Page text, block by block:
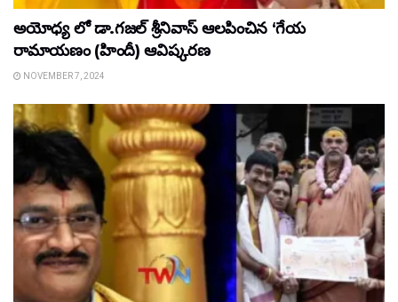
అయోధ్య లో డా.గజల్ శ్రీనివాస్ ఆలపించిన ‘గేయ
రామాయణం (హిందీ) ఆవిష్కరణ
NOVEMBER 7, 2024